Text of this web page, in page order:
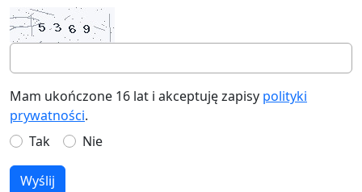
Mam ukończone 16 lat i akceptuję zapisy polityki
prywatności.
Tak
Nie
Wyślij